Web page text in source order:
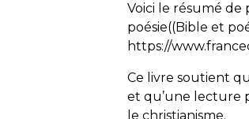
Voici le résumé
poésie((Bible et
https://
Ce livre soutient
et qu’une lecture
le christianisme.